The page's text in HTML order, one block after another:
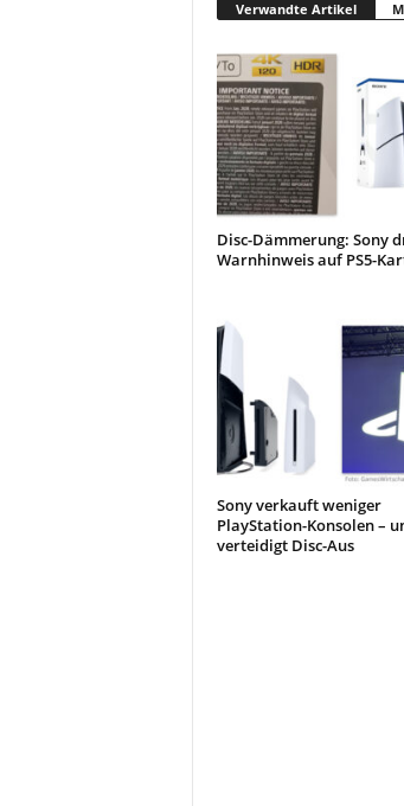
Verwandte Artikel
Disc-Dämmerung: Sony
Warnhinweis auf PS5-
Sony verkauft weniger
PlayStation-Konsolen –
verteidigt Disc-Aus